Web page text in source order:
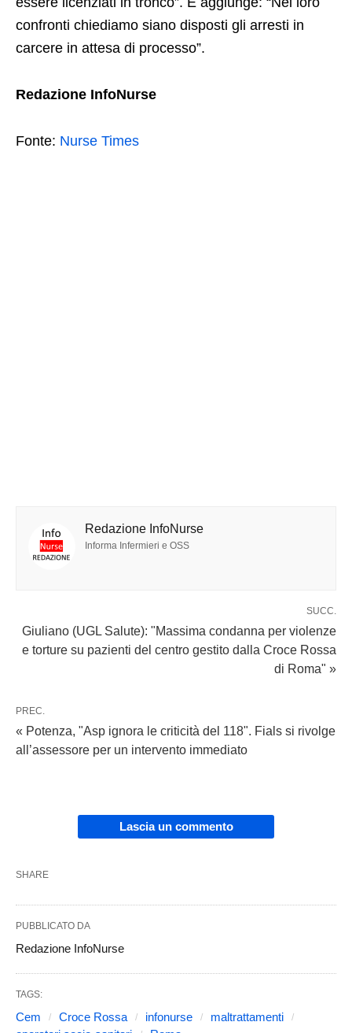
confronti chiediamo siano disposti gli arresti in
carcere in attesa di processo”.
Redazione InfoNurse
Fonte: Nurse Times
Redazione InfoNurse
Informa Infermieri e OSS
SUCC.
Giuliano (UGL Salute): "Massima condanna per violenze
e torture su pazienti del centro gestito dalla Croce Rossa
di Roma" »
PREC.
« Potenza, "Asp ignora le criticità del 118". Fials si rivolge
all’assessore per un intervento immediato
Lascia un commento
SHARE
PUBBLICATO DA
Redazione InfoNurse
TAGS:
Cem Croce Rossa infonurse
maltrattamenti